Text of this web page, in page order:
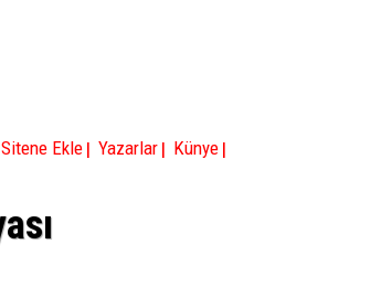
Sitene Ekle | Yazarlar | Künye |